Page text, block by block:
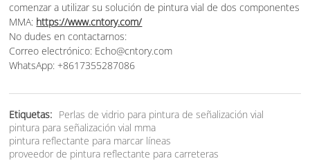
comenzar a utilizar su solución de pintura vial de dos componentes
MMA: https://www.cntory.com/
No dudes en contactarnos:
Correo electrónico: Echo@cntory.com
WhatsApp: +8617355287086
Etiquetas: Perlas de vidrio para pintura de señalización vial
pintura para señalización vial mma
pintura reflectante para marcar líneas
proveedor de pintura reflectante para carreteras